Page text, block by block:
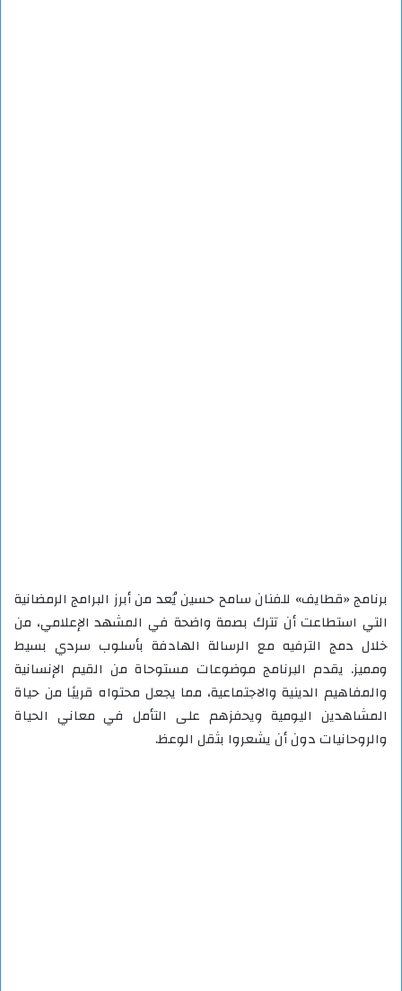
برنامج «قطايف» للفنان سامح حسين يُعد من أبرز البرامج الرمضانية
التي استطاعت أن تترك بصمة واضحة في المشهد الإعلامي، من
خلال دمج الترفيه مع الرسالة الهادفة بأسلوب سردي بسيط
ومميز. يقدم البرنامج موضوعات مستوحاة من القيم الإنسانية
والمفاهيم الدينية والاجتماعية، مما يجعل محتواه قريبًا من حياة
المشاهدين اليومية ويحفزهم على التأمل في معاني الحياة
والروحانيات دون أن يشعروا بثقل الوعظ.